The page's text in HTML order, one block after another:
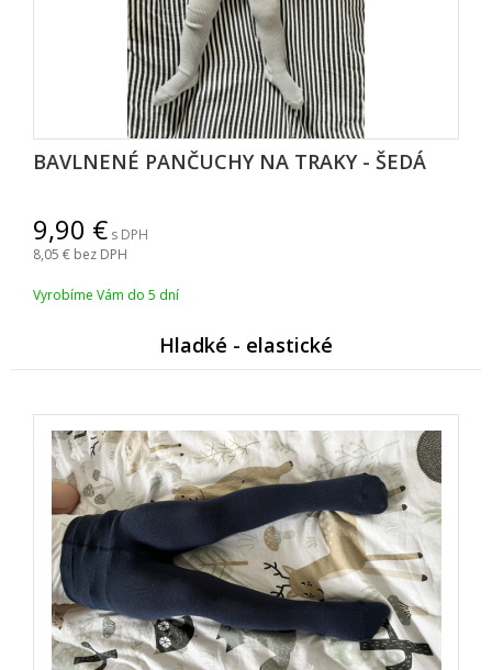
BAVLNENÉ PANČUCHY NA TRAKY - ŠEDÁ
9,90
s DPH
8,05 bez DPH
Vyrobíme Vám do 5 dní
Hladké - elastické